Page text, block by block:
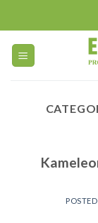
content